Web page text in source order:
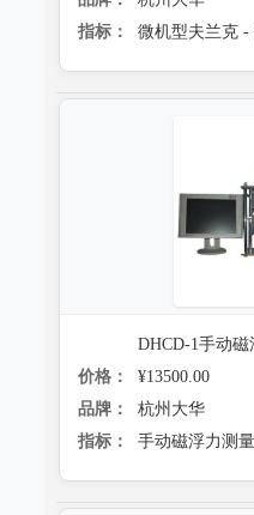
指标：
微机型夫兰克 -
DHCD-1手动
价格：
¥13500.00
品牌：
杭州大华
指标：
手动磁浮力测